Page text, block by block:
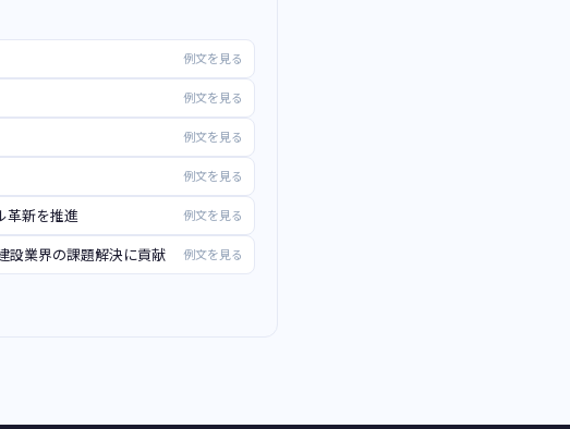
例文を見る
例文を見る
例文を見る
例文を見る
革新を推進 例文を見る
設業界の課題解決に貢献 例文を見る